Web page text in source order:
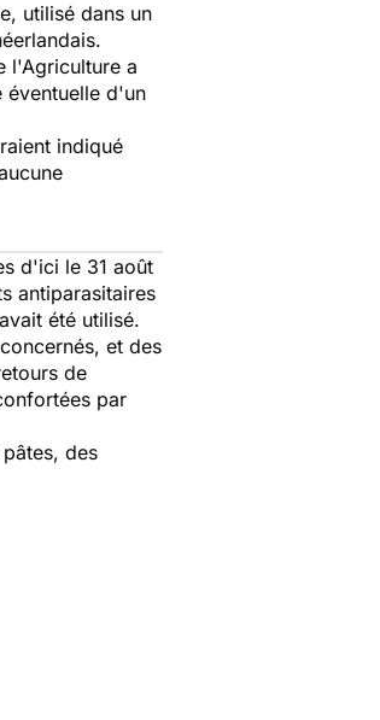
utilisé dans un
l'Agriculture a
éventuelle d'un
indiqué
d'ici le 31 août
antiparasitaires
été utilisé.
et des
de
par
des